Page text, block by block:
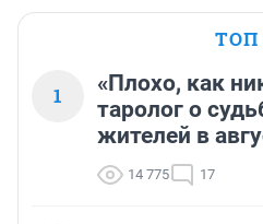
ТОП
1
«Плохо, как
таролог о
жителей в
14 775 17